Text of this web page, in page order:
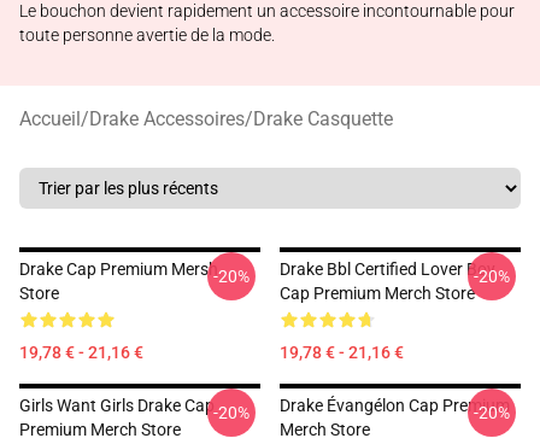
Le bouchon devient rapidement un accessoire incontournable pour
toute personne avertie de la mode.
Accueil/Drake Accessoires/Drake Casquette
Drake Cap Premium Mersh
Store
19,78 € - 21,16 €
-20%
Drake Bbl Certified Lover Boy
Cap Premium Merch Store
19,78 € - 21,16 €
-20%
Girls Want Girls Drake Cap
Premium Merch Store
-20%
Drake Évangélon Cap Premium
Merch Store
-20%